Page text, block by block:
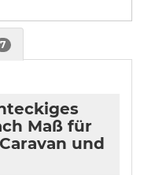
7
Maß für
und